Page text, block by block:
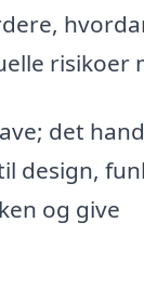
risikoer
det
design,
og give